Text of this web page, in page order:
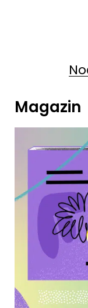
Magazin